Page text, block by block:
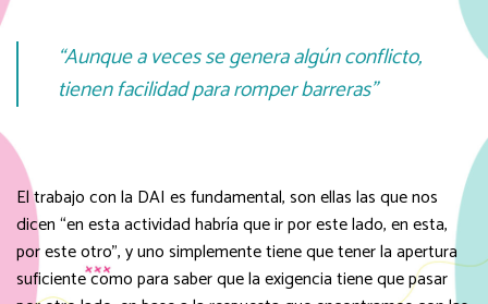
“Aunque a veces se genera algún conflicto,
tienen facilidad para romper barreras”
El trabajo con la DAI es fundamental, son ellas las que nos
dicen “en esta actividad habría que ir por este lado, en esta,
por este otro”, y uno simplemente tiene que tener la apertura
suficiente como para saber que la exigencia tiene que pasar